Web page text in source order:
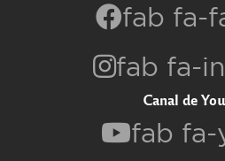
fab fa-
fab fa-
Canal de
fab fa-